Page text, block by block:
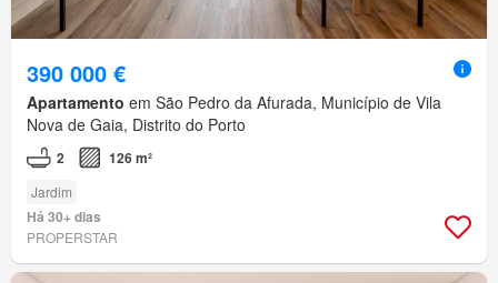
390 000 €
Apartamento em São Pedro da Afurada, Município de Vila
Nova de Gaia, Distrito do Porto
2 126 m²
Jardim
Há 30+ dias
PROPERSTAR